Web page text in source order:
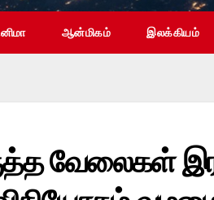
ஆன்மிகம் இலக்கியம்
வேலைகள்